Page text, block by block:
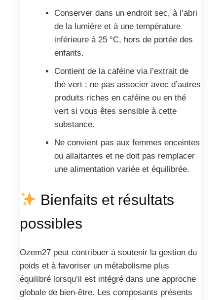
Conserver dans un endroit sec, à l’abri
de la lumière et à une température
inférieure à 25 °C, hors de portée des
enfants.
Contient de la caféine via l’extrait de
thé vert ; ne pas associer avec d’autres
produits riches en caféine ou en thé
vert si vous êtes sensible à cette
substance.
Ne convient pas aux femmes enceintes
ou allaitantes et ne doit pas remplacer
une alimentation variée et équilibrée.
Bienfaits et résultats
possibles
Ozem27 peut contribuer à soutenir la gestion du
poids et à favoriser un métabolisme plus
équilibré lorsqu’il est intégré dans une approche
globale de bien-être. Les composants présents